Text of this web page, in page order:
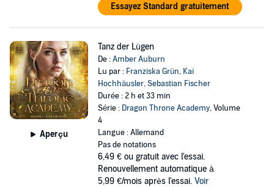
Essayez Standard gratuitement
Aperçu
Tanz der Lügen
De :Amber Auburn
Lu par : Franziska Grün, Kai
Hochhäusler,Sebastian Fischer
Durée : 2 h et 33 min
Série : Dragon Throne Academy, Volume
4
Langue : Allemand
Pas de notations
6,49 € ou gratuit avec l'essai.
Renouvellement automatique à
5,99 €/mois après l'essai. Voir